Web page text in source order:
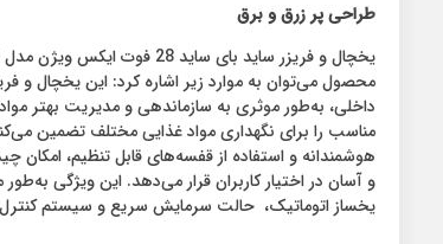
طراحی پر زرق و برق
داخلی، به‌طور موثری به سازماندهی و مدیریت بهتر
هوشمندانه و استفاده از قفسه‌های قابل تنظیم،
یخساز اتوماتیک، حالت سرمایش سریع و سیستم کنترل